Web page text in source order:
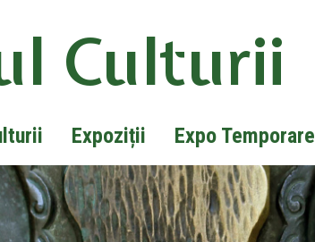
Culturii
Expoziții Expo Temporare